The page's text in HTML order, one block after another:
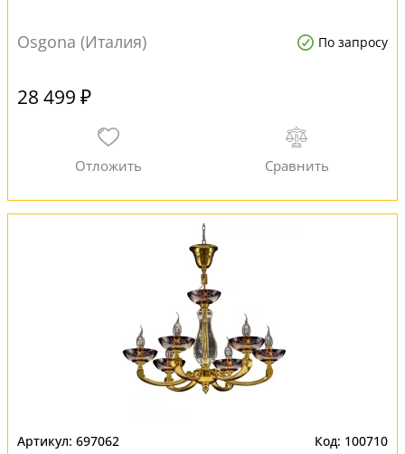
Osgona (Италия) По запросу
28 499 ₽
697062 100710